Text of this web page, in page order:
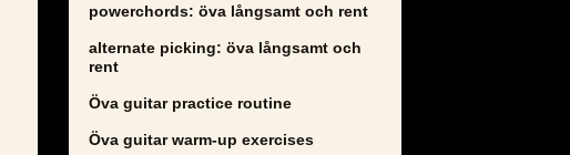
powerchords: öva långsamt och rent
alternate picking: öva långsamt och
rent
Öva guitar practice routine
Öva guitar warm-up exercises